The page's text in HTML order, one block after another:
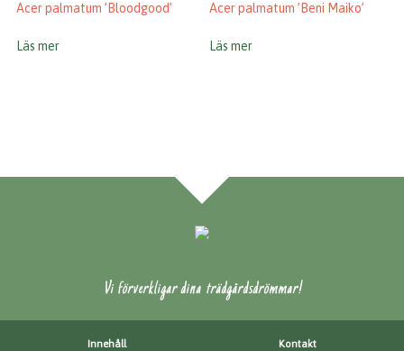
Acer palmatum ’Bloodgood’
Läs mer
Acer palmatum ’Beni Maiko’
Läs mer
Vi förverkligar dina trädgårdsdrömmar!
Innehåll Kontakt